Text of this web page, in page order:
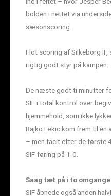
bolden i nettet via
sæsonscoring.
Flot scoring af Silkeborg
rigtig godt styr på kampen.
De næste godt ti minutter
SIF i total kontrol over
hjemmehold, som ikke
Rajko Lekic kom frem til
– men facit efter de første
SIF-føring på 1-0.
Saag tæt på i to omgange
SIF åbnede også anden